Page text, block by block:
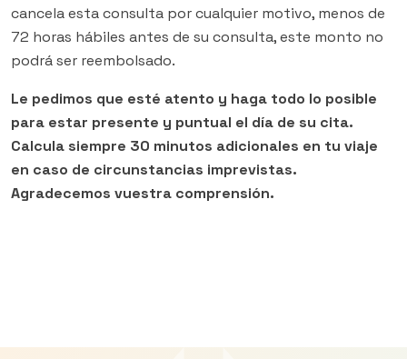
cancela esta consulta por cualquier motivo, menos de
72 horas hábiles antes de su consulta, este monto no
podrá ser reembolsado.
Le pedimos que esté atento y haga todo lo posible
para estar presente y puntual el día de su cita.
Calcula siempre 30 minutos adicionales en tu viaje
en caso de circunstancias imprevistas.
Agradecemos vuestra comprensión.